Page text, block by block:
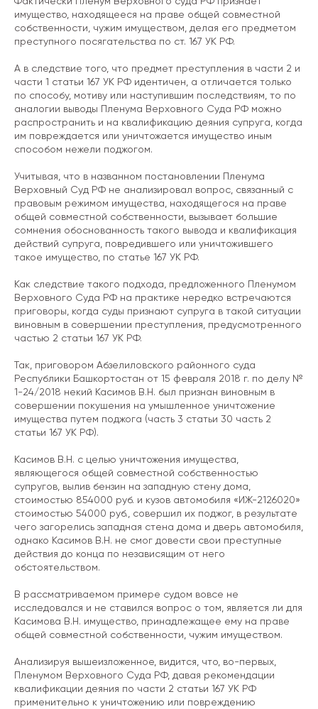
имущество, находящееся на праве общей совместной
собственности, чужим имуществом, делая его предметом
преступного посягательства по ст. 167 УК РФ.
А в следствие того, что предмет преступления в части 2 и
части 1 статьи 167 УК РФ идентичен, а отличается только
по способу, мотиву или наступившим последствиям, то по
аналогии выводы Пленума Верховного Суда РФ можно
распространить и на квалификацию деяния супруга, когда
им повреждается или уничтожается имущество иным
способом нежели поджогом.
Учитывая, что в названном постановлении Пленума
Верховный Суд РФ не анализировал вопрос, связанный с
правовым режимом имущества, находящегося на праве
общей совместной собственности, вызывает большие
сомнения обоснованность такого вывода и квалификация
действий супруга, повредившего или уничтожившего
такое имущество, по статье 167 УК РФ.
Как следствие такого подхода, предложенного Пленумом
Верховного Суда РФ на практике нередко встречаются
приговоры, когда суды признают супруга в такой ситуации
виновным в совершении преступления, предусмотренного
частью 2 статьи 167 УК РФ.
Так, приговором Абзелиловского районного суда
Республики Башкортостан от 15 февраля 2018 г. по делу №
1-24/2018 некий Касимов В.Н. был признан виновным в
совершении покушения на умышленное уничтожение
имущества путем поджога (часть 3 статьи 30 часть 2
статьи 167 УК РФ).
Касимов В.Н. с целью уничтожения имущества,
являющегося общей совместной собственностью
супругов, вылив бензин на западную стену дома,
стоимостью 854000 руб. и кузов автомобиля «ИЖ-2126020»
стоимостью 54000 руб., совершил их поджог, в результате
чего загорелись западная стена дома и дверь автомобиля,
однако Касимов В.Н. не смог довести свои преступные
действия до конца по независящим от него
обстоятельством.
В рассматриваемом примере судом вовсе не
исследовался и не ставился вопрос о том, является ли для
Касимова В.Н. имущество, принадлежащее ему на праве
общей совместной собственности, чужим имуществом.
Анализируя вышеизложенное, видится, что, во-первых,
Пленумом Верховного Суда РФ, давая рекомендации
квалификации деяния по части 2 статьи 167 УК РФ
применительно к уничтожению или повреждению